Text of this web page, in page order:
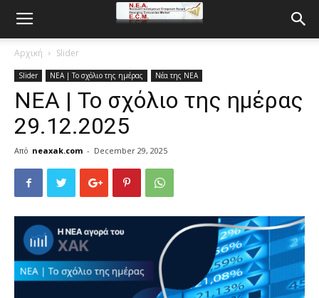
Αρχική Slider
Slider ΝΕΑ | Το σχόλιο της ημέρας Νέα της ΝΕΑ
ΝΕΑ | Το σχόλιο της ημέρας
29.12.2025
Από neaxak.com - December 29, 2025